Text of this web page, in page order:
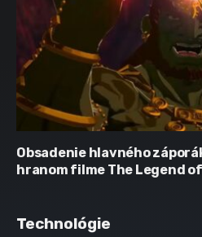
Obsadenie hlavného
hranom filme The Legend
Technológie